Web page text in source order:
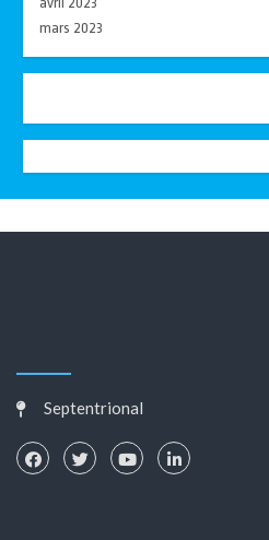
mars 2023
Septentrional